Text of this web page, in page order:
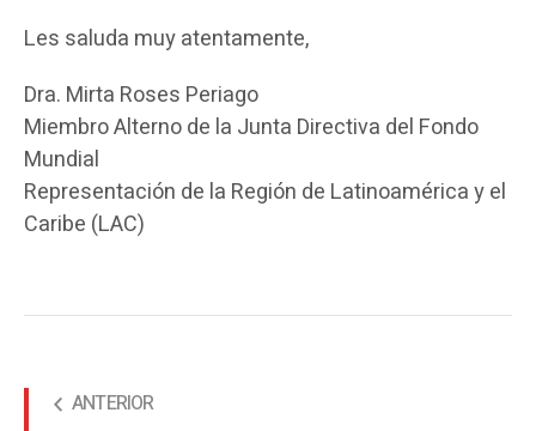
Les saluda muy atentamente,
Dra. Mirta Roses Periago
Miembro Alterno de la Junta Directiva del Fondo
Mundial
Representación de la Región de Latinoamérica y el
Caribe (LAC)
ANTERIOR